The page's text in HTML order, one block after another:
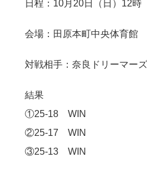
日程：10月20日（日）12時
会場：田原本町中央体育館
対戦相手：奈良ドリーマーズ
結果
①25-18 WIN
②25-17 WIN
③25-13 WIN